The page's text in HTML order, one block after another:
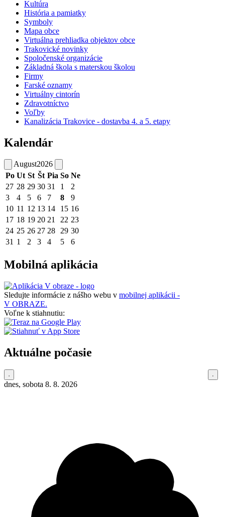
Kultúra
História a pamiatky
Symboly
Mapa obce
Virtuálna prehliadka objektov obce
Trakovické novinky
Spoločenské organizácie
Základná škola s materskou školou
Firmy
Farské oznamy
Virtuálny cintorín
Zdravotníctvo
Voľby
Kanalizácia Trakovice - dostavba 4. a 5. etapy
Kalendár
August2026
Po Ut St Št Pia So Ne
27 28 29 30 31 1
2
3
4 5 6 7 8
9
10 11 12 13 14 15 16
17 18 19 20 21 22 23
24 25 26 27 28 29 30
31 1 2 3 4 5 6
Mobilná aplikácia
Sledujte informácie z nášho webu v mobilnej aplikácii -
V OBRAZE.
Voľne k stiahnutiu:
Aktuálne počasie
dnes, sobota 8. 8. 2026